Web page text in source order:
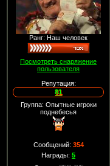
Ранг: Наш человек
Посмотреть снаряжение
пользователя
Репутация:
81
Группа: Опытные игроки
поднебесья
Сообщений: 354
Награды: 5